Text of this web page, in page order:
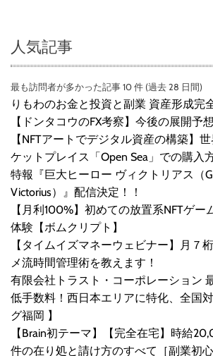
人気記事
最も訪問者が多かった記事 10 件 (過去 28 日間)
りもわのお金と投資と副業 資産形成完
【ドンタコウのFX考察】今後の展開予想
【NFTアートでデジタル資産の構築】
ケットプレイス「Open Sea」での購入
特報『巨大ヒーロー ヴィクトリアス（
Victorius）』配信決定！！
【月利100%】初めての放置系NFTゲー
体験【ボムクリプト】
【タイムイズマネーウェビナー】月７
メ流時間管理術を教えます！
有限会社トラスト・コーポレーション
低手数料！西日本エリアに特化、全国
グ福岡 】
【Brain初テーマ】【完全在宅】時給
件の在り処と請け方のすべて［副業初